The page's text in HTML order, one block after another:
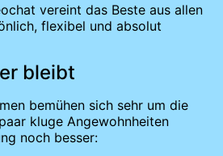
vereint das Beste aus allen
flexibel und absolut
bleibt
bemühen sich sehr um die
kluge Angewohnheiten
noch besser: